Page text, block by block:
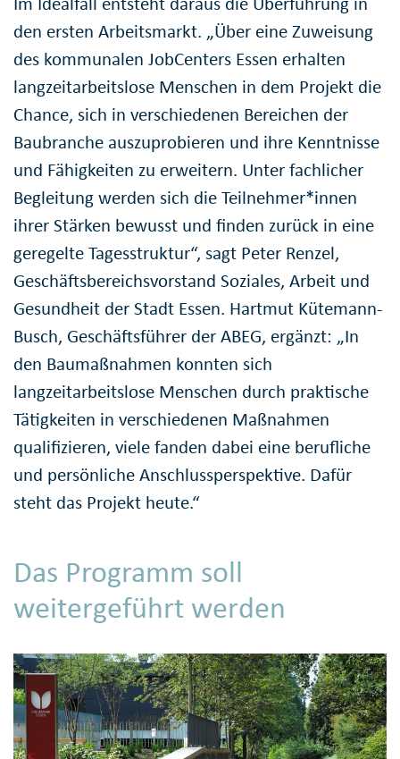
den ersten Arbeitsmarkt. „Über eine Zuweisung
des kommunalen JobCenters Essen erhalten
langzeitarbeitslose Menschen in dem Projekt die
Chance, sich in verschiedenen Bereichen der
Baubranche auszuprobieren und ihre Kenntnisse
und Fähigkeiten zu erweitern. Unter fachlicher
Begleitung werden sich die Teilnehmer*innen
ihrer Stärken bewusst und finden zurück in eine
geregelte Tagesstruktur“, sagt Peter Renzel,
Geschäftsbereichsvorstand Soziales, Arbeit und
Gesundheit der Stadt Essen. Hartmut Kütemann-
Busch, Geschäftsführer der ABEG, ergänzt: „In
den Baumaßnahmen konnten sich
langzeitarbeitslose Menschen durch praktische
Tätigkeiten in verschiedenen Maßnahmen
qualifizieren, viele fanden dabei eine berufliche
und persönliche Anschlussperspektive. Dafür
steht das Projekt heute.“
Das Programm soll
weitergeführt werden